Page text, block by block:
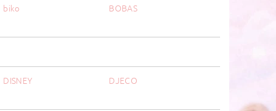
biko
BOBAS
DISNEY
DJECO